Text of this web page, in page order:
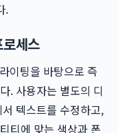
.
세스
이팅을 바탕으로 즉
. 사용자는 별도의 디
텍스트를 수정하고,
티에 맞는 색상과 폰